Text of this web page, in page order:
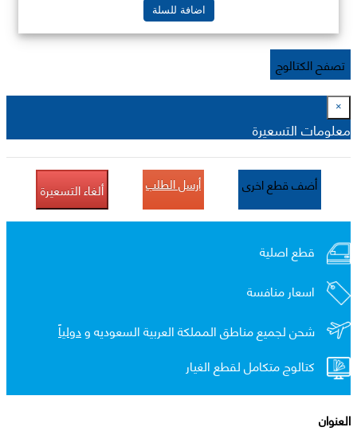
اضافة للسلة
تصفح الكتالوج
×
معلومات التسعيرة
أضف قطع اخرى أرسل الطلب ألغاء التسعيرة
قطع اصلية
اسعار منافسة
شحن لجميع مناطق المملكة العربية السعوديه ودولياً
كتالوج متكامل لقطع الغيار
العنوان